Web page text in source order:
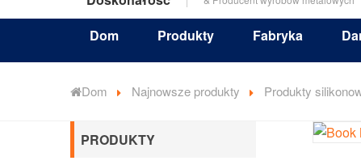
Dom Produkty Fabryka
Dom Najnowsze produkty Produkty
PRODUKTY